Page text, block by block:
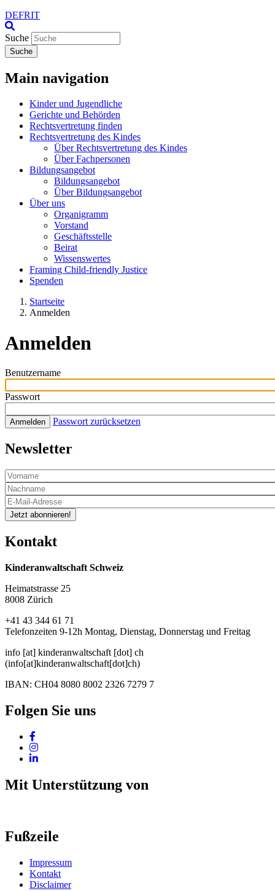
DEFRIT
Suche
Suche
Main navigation
Kinder und Jugendliche
Gerichte und Behörden
Rechtsvertretung finden
Rechtsvertretung des Kindes
Über Rechtsvertretung des Kindes
Über Fachpersonen
Bildungsangebot
Bildungsangebot
Über Bildungsangebot
Über uns
Organigramm
Vorstand
Geschäftsstelle
Beirat
Wissenswertes
Framing Child-friendly Justice
Spenden
Startseite
Anmelden
Anmelden
Benutzername
Passwort
Anmelden Passwort zurücksetzen
Newsletter
Jetzt abonnieren!
Kontakt
Kinderanwaltschaft Schweiz
Heimatstrasse 25
8008 Zürich
+41 43 344 61 71
Telefonzeiten 9-12h Montag, Dienstag, Donnerstag und Freitag
info [at] kinderanwaltschaft [dot] ch
(info[at]kinderanwaltschaft[dot]ch)
IBAN: CH04 8080 8002 2326 7279 7
Folgen Sie uns
Mit Unterstützung von
Fußzeile
Impressum
Kontakt
Disclaimer